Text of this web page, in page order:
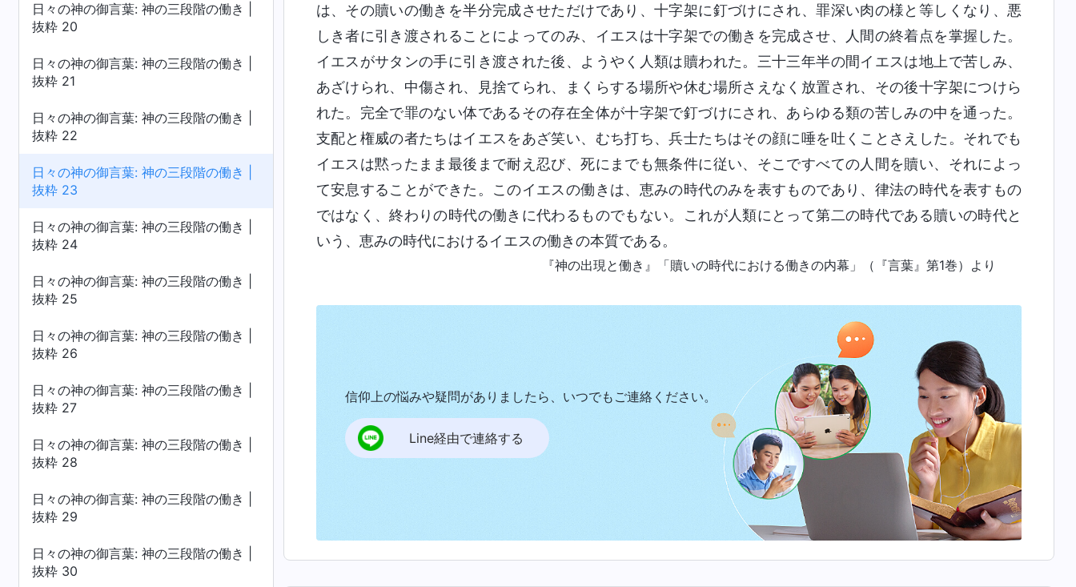
日々の神の御言葉: 神の三段階の働き |
抜粋 20
日々の神の御言葉: 神の三段階の働き |
抜粋 21
日々の神の御言葉: 神の三段階の働き |
抜粋 22
日々の神の御言葉: 神の三段階の働き |
抜粋 23
日々の神の御言葉: 神の三段階の働き |
抜粋 24
日々の神の御言葉: 神の三段階の働き |
抜粋 25
日々の神の御言葉: 神の三段階の働き |
抜粋 26
日々の神の御言葉: 神の三段階の働き |
抜粋 27
日々の神の御言葉: 神の三段階の働き |
抜粋 28
日々の神の御言葉: 神の三段階の働き |
抜粋 29
日々の神の御言葉: 神の三段階の働き |
抜粋 30
は、その贖いの働きを半分完成させただけであり、十字架に釘づけにされ、罪深い肉の様と等しくなり、悪
しき者に引き渡されることによってのみ、イエスは十字架での働きを完成させ、人間の終着点を掌握した。
イエスがサタンの手に引き渡された後、ようやく人類は贖われた。三十三年半の間イエスは地上で苦しみ、
あざけられ、中傷され、見捨てられ、まくらする場所や休む場所さえなく放置され、その後十字架につけら
れた。完全で罪のない体であるその存在全体が十字架で釘づけにされ、あらゆる類の苦しみの中を通った。
支配と権威の者たちはイエスをあざ笑い、むち打ち、兵士たちはその顔に唾を吐くことさえした。それでも
イエスは黙ったまま最後まで耐え忍び、死にまでも無条件に従い、そこですべての人間を贖い、それによっ
て安息することができた。このイエスの働きは、恵みの時代のみを表すものであり、律法の時代を表すもの
ではなく、終わりの時代の働きに代わるものでもない。これが人類にとって第二の時代である贖いの時代と
いう、恵みの時代におけるイエスの働きの本質である。
『神の出現と働き』「贖いの時代における働きの内幕」（『言葉』第1巻）より
信仰上の悩みや疑問がありましたら、いつでもご連絡ください。
Line経由で連絡する